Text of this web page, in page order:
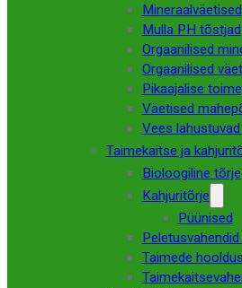
Mineraalväetised
Mulla PH tõstjad
Orgaanilised
Orgaanilised
Pikaajalise
Väetised
Vees
Taimekaitse ja
Bioloogiline tõrje
Kahjuritõrje
Püünised
Taimede